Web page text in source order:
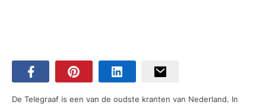
De Telegraaf is een van de oudste kranten van Nederland. In